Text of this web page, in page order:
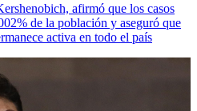
afirmó que los casos
de la población y aseguró que
activa en todo el país